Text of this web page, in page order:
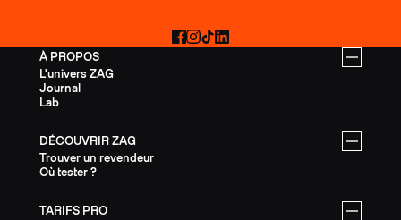
À PROPOS
L'univers ZAG
Journal
Lab
DÉCOUVRIR ZAG
Trouver un revendeur
Où tester ?
TARIFS PRO
Facebook
Instagram
TikTokLinkedIn